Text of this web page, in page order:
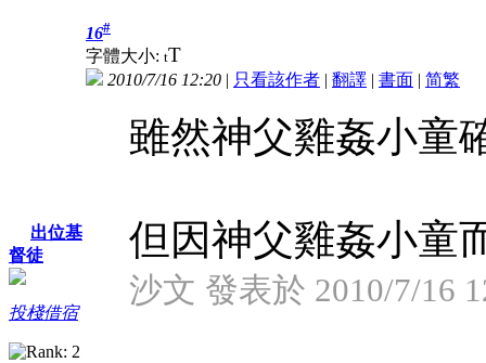
出位基
督徒
投棧借宿
16#
字體大小: tT
2010/7/16 12:20 | 只看該作者 | 翻譯 | 書面 | 简繁
雖然神父雞姦小童
但因神父雞姦小童
沙文 發表於 2010/7/16